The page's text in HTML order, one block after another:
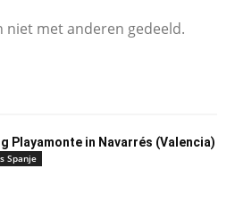
niet met anderen gedeeld.
Playamonte in Navarrés (Valencia)
Spanje